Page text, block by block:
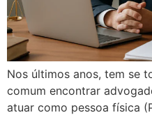
Nos últimos anos, tem se
comum encontrar
atuar como pessoa física